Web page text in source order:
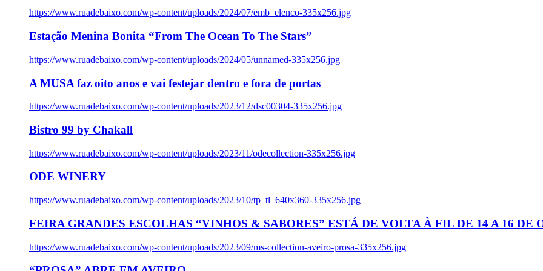
https://www.ruadebaixo.com/wp-content/uploads/2024/07/emb_elenco-335x256.jpg
Estação Menina Bonita “From The Ocean To The Stars”
https://www.ruadebaixo.com/wp-content/uploads/2024/05/unnamed-335x256.jpg
A MUSA faz oito anos e vai festejar dentro e fora de portas
https://www.ruadebaixo.com/wp-content/uploads/2023/12/dsc00304-335x256.jpg
Bistro 99 by Chakall
https://www.ruadebaixo.com/wp-content/uploads/2023/11/odecollection-335x256.jpg
ODE WINERY
https://www.ruadebaixo.com/wp-content/uploads/2023/10/tp_tl_640x360-335x256.jpg
FEIRA GRANDES ESCOLHAS “VINHOS & SABORES” ESTÁ DE VOLTA À FIL DE 14 A 16 DE
https://www.ruadebaixo.com/wp-content/uploads/2023/09/ms-collection-aveiro-prosa-335x256.jpg